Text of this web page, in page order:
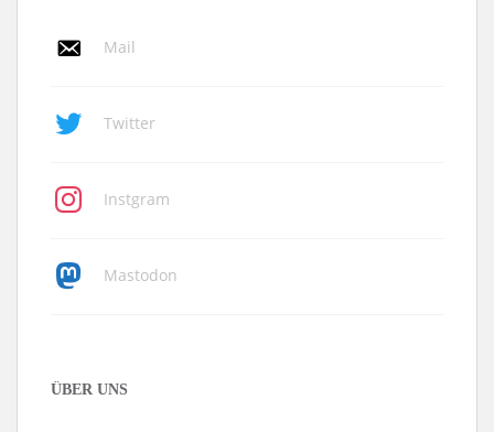
Mail
Twitter
Instgram
Mastodon
ÜBER UNS